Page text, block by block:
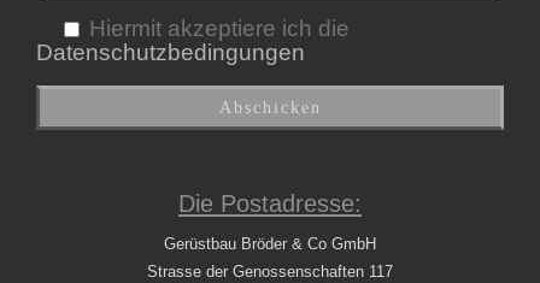
Hiermit akzeptiere ich die
Datenschutzbedingungen
Die Postadresse:
Gerüstbau Bröder & Co GmbH
Strasse der Genossenschaften 117